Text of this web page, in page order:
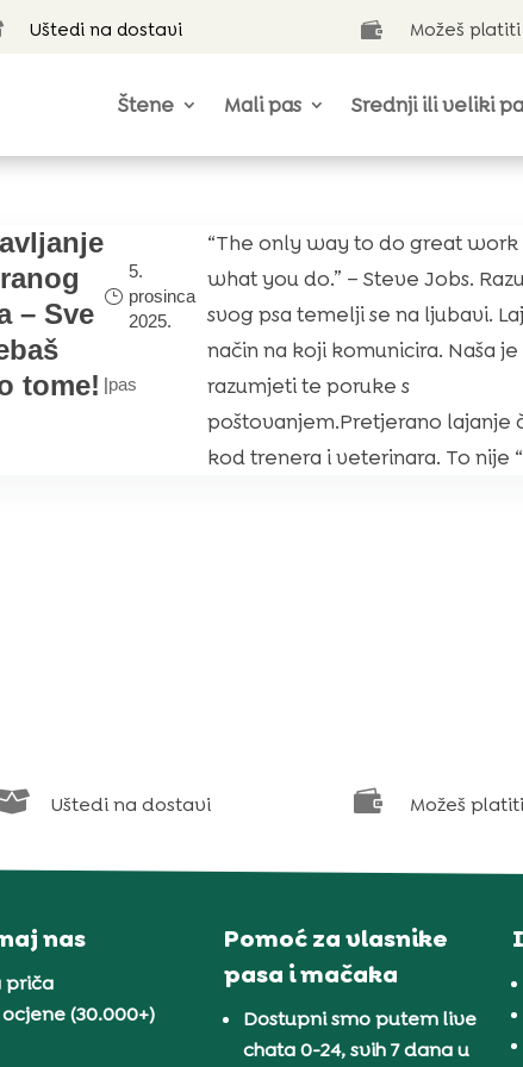
Uštedi na dostavi  Možeš
Štene Mali pas Srednji ili veliki
– Sve
tome!
5.
prosinca
2025.
|pas
“The only way to do great work
what you do.” – Steve Jobs.
svog psa temelji se na ljubavi.
način na koji komunicira. Naša
razumjeti te poruke s
poštovanjem.Pretjerano lajanje
kod trenera i veterinara. To nije
Uštedi na dostavi  Možeš
nas
priča
ocjene (30.000+)
Pomoć za vlasnike
pasa i mačaka
Dostupni smo putem live
chata 0-24, svih 7 dana u